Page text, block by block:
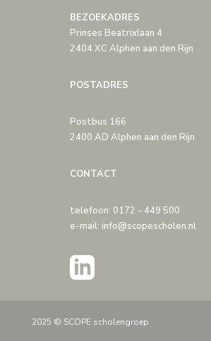
BEZOEKADRES
Prinses Beatrixlaan 4
2404 XC Alphen aan den Rijn
POSTADRES
Postbus 166
2400 AD Alphen aan den Rijn
CONTACT
telefoon: 0172 - 449 500
e-mail: info@scopescholen.nl
2025 © SCOPE scholengroep